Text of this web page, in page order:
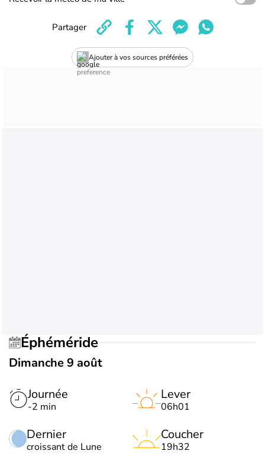
Ajouter à vos sources préférées
Partager
Éphéméride
Dimanche 9 août
Journée
-2 min
Dernier
croissant de Lune
Lever
06h01
Coucher
19h32